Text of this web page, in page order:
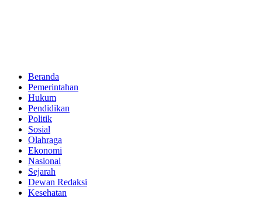
Beranda
Pemerintahan
Hukum
Pendidikan
Politik
Sosial
Olahraga
Ekonomi
Nasional
Sejarah
Dewan Redaksi
Kesehatan